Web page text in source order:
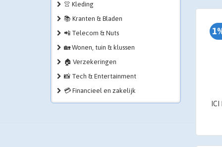
👚 Kleding
📚 Kranten & Bladen
📲 Telecom & Nuts
🏡 Wonen, tuin & klussen
🏠 Verzekeringen
📸 Tech & Entertainment
💳 Financieel en zakelijk